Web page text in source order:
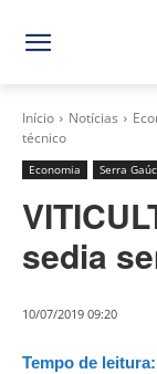
Início Notícias
técnico
Economia Serra
sedia
10/07/2019 09:20
Tempo de leitura: